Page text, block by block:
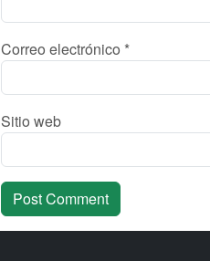
Correo electrónico *
Sitio web